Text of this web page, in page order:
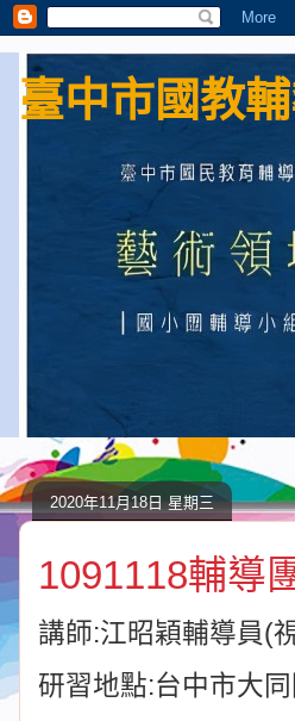
臺中市國教
2020年11月18日 星期三
1091118輔導
講師:江昭穎輔導員(
研習地點:台中市大